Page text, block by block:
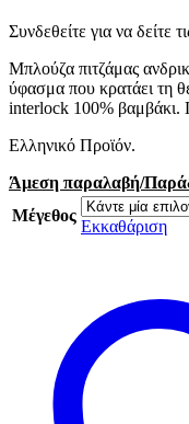
Συνδεθείτε για να δείτε
Μπλούζα πιτζάμας
ύφασμα που κρατάει τη
interlock 100% βαμβάκι.
Ελληνικό Προϊόν.
Άμεση παραλαβή/
Μέγεθος
Εκκαθάριση